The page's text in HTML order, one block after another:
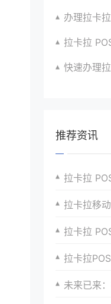
办理拉卡拉 POS
拉卡拉 POS 机办
快速办理拉卡拉
推荐资讯
拉卡拉
拉卡拉移动 POS 机
拉卡拉 POS
拉卡拉POS机费
未来已来：拉